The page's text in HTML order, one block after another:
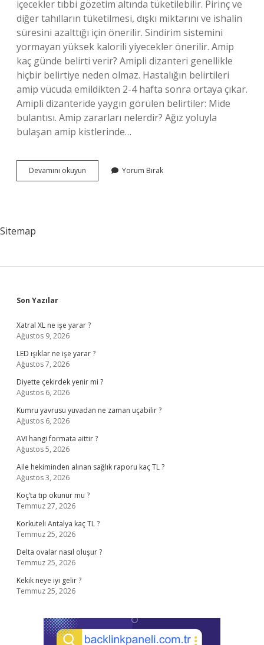
içecekler tıbbi gözetim altında tüketilebilir. Pirinç ve
diğer tahılların tüketilmesi, dışkı miktarını ve ishalin
süresini azalttığı için önerilir. Sindirim sistemini
yormayan yüksek kalorili yiyecekler önerilir. Amip
kaç günde belirti verir? Amipli dizanteri genellikle
hiçbir belirtiye neden olmaz. Hastalığın belirtileri
amip vücuda emildikten 2-4 hafta sonra ortaya çıkar.
Amipli dizanteride yaygın görülen belirtiler: Mide
bulantısı. Amip zararları nelerdir? Ağız yoluyla
bulaşan amip kistlerinde…
Devamını okuyun
Vucuda
Yorum Bırak
Sitemap
Sidebar
Son Yazılar
Xatral XL ne işe yarar ?
Ağustos 9, 2026
LED ışıklar ne işe yarar ?
Ağustos 7, 2026
Diyette çekirdek yenir mi ?
Ağustos 6, 2026
Kumru yavrusu yuvadan ne zaman uçabilir ?
Ağustos 6, 2026
AVI hangi formata aittir ?
Ağustos 5, 2026
Aile hekiminden alınan sağlık raporu kaç TL ?
Ağustos 3, 2026
Koç’ta tıp okunur mu ?
Temmuz 27, 2026
Korkuteli Antalya kaç TL ?
Temmuz 25, 2026
Delta ovalar nasıl oluşur ?
Temmuz 25, 2026
Kekik neye iyi gelir ?
Temmuz 25, 2026